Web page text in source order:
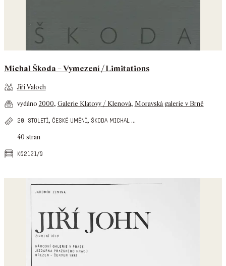
Michal Škoda – Vymezení / Limitations
Jiří Valoch
vydáno 2000, Galerie Klatovy / Klenová, Moravská galerie v Brně
20. století, české umění, škoda michal ...
40 stran
k02121/0